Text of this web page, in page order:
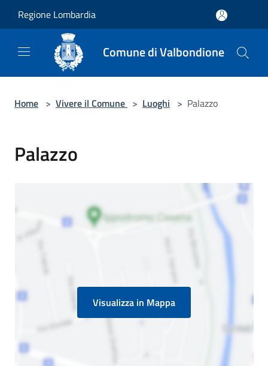
Regione Lombardia
Comune di Valbondione
Home > Vivere il Comune > Luoghi > Palazzo
Palazzo
Visualizza in Mappa